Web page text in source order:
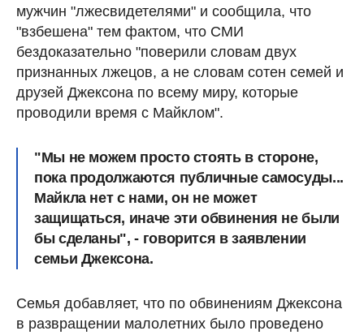
мужчин "лжесвидетелями" и сообщила, что
"взбешена" тем фактом, что СМИ
бездоказательно "поверили словам двух
признанных лжецов, а не словам сотен семей и
друзей Джексона по всему миру, которые
проводили время с Майклом".
"Мы не можем просто стоять в стороне,
пока продолжаются публичные самосуды...
Майкла нет с нами, он не может
защищаться, иначе эти обвинения не были
бы сделаны", - говорится в заявлении
семьи Джексона.
Семья добавляет, что по обвинениям Джексона
в развращении малолетних было проведено